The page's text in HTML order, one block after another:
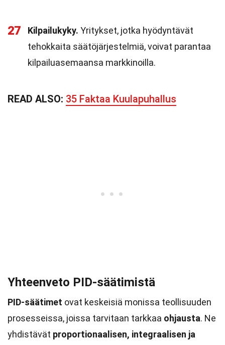
27 Kilpailukyky. Yritykset, jotka hyödyntävät
tehokkaita säätöjärjestelmiä, voivat parantaa
kilpailuasemaansa markkinoilla.
READ ALSO: 35 Faktaa Kuulapuhallus
Yhteenveto PID-säätimistä
PID-säätimet ovat keskeisiä monissa teollisuuden
prosesseissa, joissa tarvitaan tarkkaa ohjausta. Ne
yhdistävät proportionaalisen, integraalisen ja